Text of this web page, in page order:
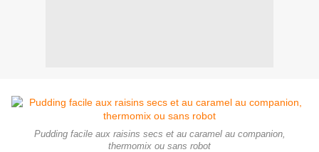
Pudding facile aux raisins secs et au caramel au companion,
thermomix ou sans robot